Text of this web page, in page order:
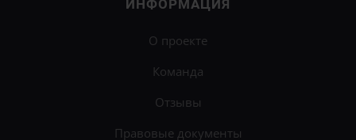
ИНФОРМАЦИЯ
О проекте
Команда
Отзывы
Правовые документы